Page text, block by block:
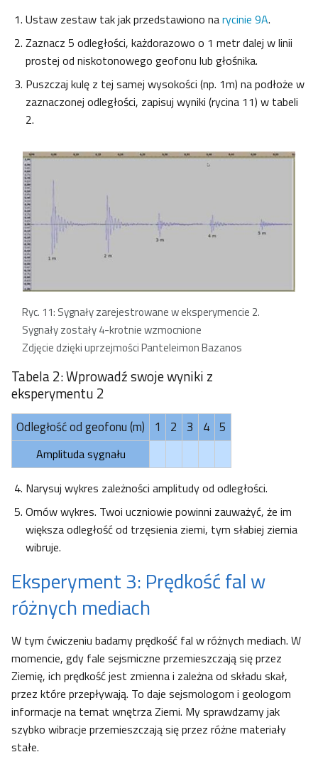
Ustaw zestaw tak jak przedstawiono narycinie 9A.
Zaznacz 5 odległości, każdorazowo o 1 metr dalej w linii
prostej od niskotonowego geofonu lub głośnika.
Puszczaj kulę z tej samej wysokości (np. 1m) na podłoże w
zaznaczonej odległości, zapisuj wyniki (rycina 11) w tabeli
2.
Ryc. 11: Sygnały zarejestrowane w eksperymencie 2.
Sygnały zostały 4-krotnie wzmocnione
Zdjęcie dzięki uprzejmości Panteleimon Bazanos
Tabela 2: Wprowadź swoje wyniki z
eksperymentu 2
Odległość od geofonu (m) 1 2 3 4 5
Amplituda sygnału
Narysuj wykres zależności amplitudy od odległości.
Omów wykres. Twoi uczniowie powinni zauważyć, że im
większa odległość od trzęsienia ziemi, tym słabiej ziemia
wibruje.
Eksperyment 3: Prędkość fal w
różnych mediach
W tym ćwiczeniu badamy prędkość fal w różnych mediach. W
momencie, gdy fale sejsmiczne przemieszczają się przez
Ziemię, ich prędkość jest zmienna i zależna od składu skał,
przez które przepływają. To daje sejsmologom i geologom
informacje na temat wnętrza Ziemi. My sprawdzamy jak
szybko wibracje przemieszczają się przez różne materiały
stałe.